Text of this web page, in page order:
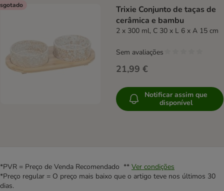
Trixie Conjunto de taças de
cerâmica e bambu
2 x 300 ml, C 30 x L 6 x A 15 cm
21,99 €
Sem avaliações
Notificar assim que
disponível
*PVR = Preço de Venda Recomendado ** Ver condições
*Preço regular = O preço mais baixo que o artigo teve nos últimos 30
dias.